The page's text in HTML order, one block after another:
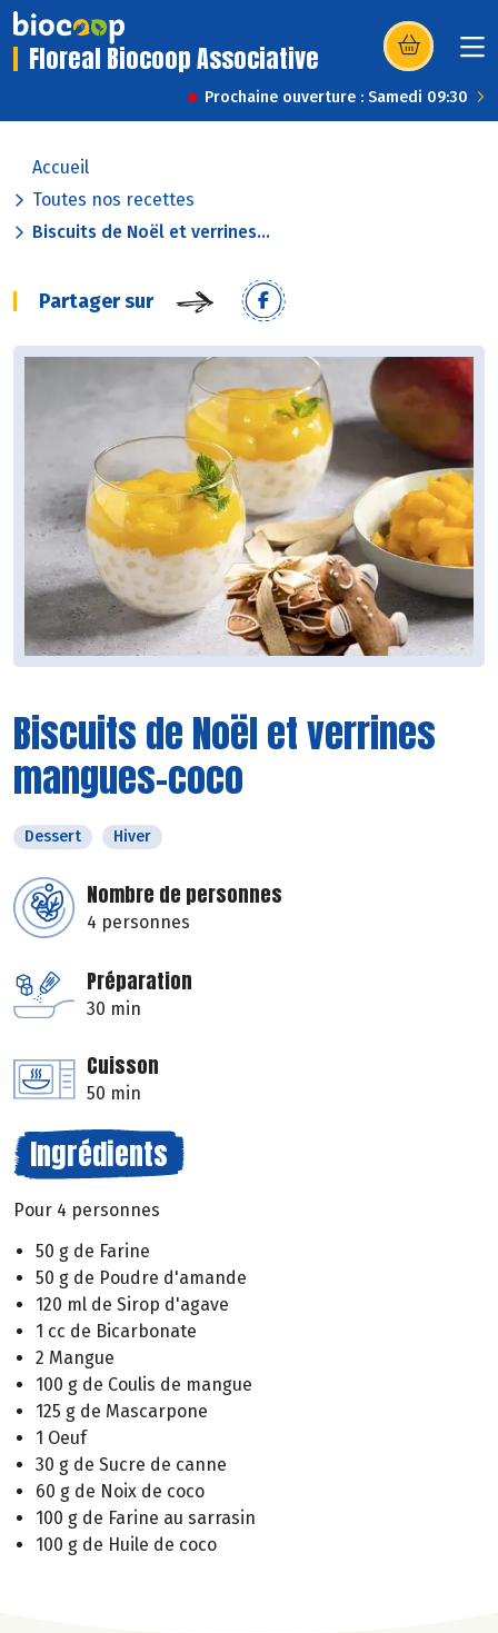
Floreal Biocoop Associative (s’ouvre dans
Prochaine ouverture : Samedi 09:30
Accueil
Toutes nos recettes
Biscuits de Noël et verrines...
Partager sur
Biscuits de Noël et verrines
mangues-coco
Dessert Hiver
Nombre de personnes
4 personnes
Préparation
30 min
Cuisson
50 min
Ingrédients
Pour 4 personnes
50 g de Farine
50 g de Poudre d'amande
120 ml de Sirop d'agave
1 cc de Bicarbonate
2 Mangue
100 g de Coulis de mangue
125 g de Mascarpone
1 Oeuf
30 g de Sucre de canne
60 g de Noix de coco
100 g de Farine au sarrasin
100 g de Huile de coco